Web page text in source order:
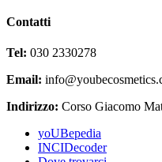
Contatti
Tel: 030 2330278
Email:
Indirizzo: Corso Giacomo
yoUBepedia
INCIDecoder